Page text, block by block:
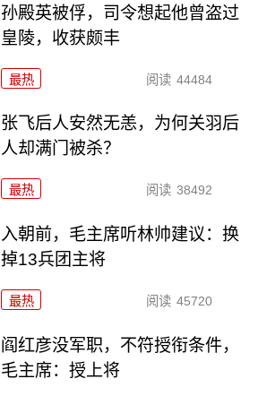
孙殿英被俘，司令想起他曾盗过
皇陵，收获颇丰
最热 阅读 44484
张飞后人安然无恙，为何关羽后
人却满门被杀？
最热 阅读 38492
入朝前，毛主席听林帅建议：换
掉13兵团主将
最热 阅读 45720
阎红彦没军职，不符授衔条件，
毛主席：授上将